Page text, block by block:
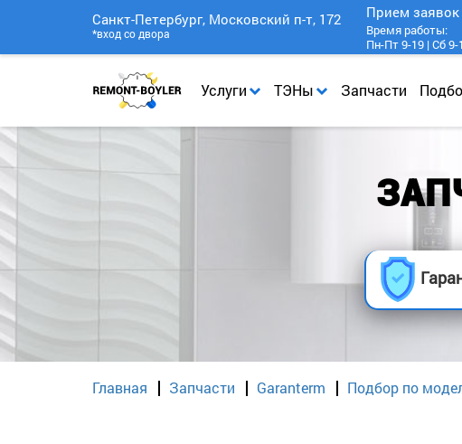
Услуги ТЭНы Запчасти
Санкт-Петербург, Московский п-т, 172
*вход со двора
Прием заявок
Время работы:
Пн-Пт 9-19 | Сб 9-
Главная Запчасти Garanterm Подбор по